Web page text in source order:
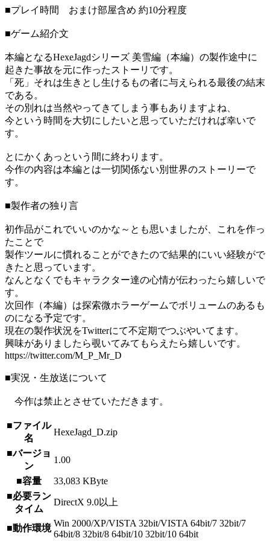
■プレイ時間 おまけ部屋含め 約10分程度
■ゲーム紹介文
本編となるHexeJagdシリーズ 美雪編（本編）の製作途中に
起きた事故を元に作ったストーリです。
「死」それは生きとし生けるもの者に与えられる最後の結末
である。
その別れは当然やってきてしまう事もありますよね、
今という時間を大切にしたいと思っていただければ幸いで
す。
とにかくあっという間に終わります。
今作の内容は本編とは一切関係ない別世界のストーリーで
す。
■製作者の独り言
初作品がこれでいいのかな～とも思いましたが、これを作っ
たことで
製作ツールに慣れることができたので結果的にいい経験がで
きたと思っています。
なんとなくでもキャラクター達の心情が伝わったら嬉しいで
す。
次回作（本編）は探索微ホラーゲームでボリュームのあるも
のになる予定です。
現在の製作状況をTwitterにて不定期でつぶやいてます。
興味がありましたら覗いてみてもらえたら嬉しいです。
https://twitter.com/M_P_Mr_D
■実況・生放送について
今作は禁止とさせていただきます。
■ファイル
名
HexeJagd_D.zip
■バージョ
ン
1.00
■容量
33,083 KByte
■必要ラン
タイム
DirectX 9.0以上
■動作環境 Win 2000/XP/VISTA 32bit/VISTA 64bit/7 32bit/7
64bit/8 32bit/8 64bit/10 32bit/10 64bit